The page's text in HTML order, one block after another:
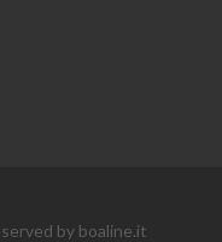
by boaline.it